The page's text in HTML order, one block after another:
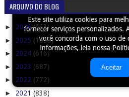
Este site utiliza cookies para
fornecer serviços personalizados.
você concorda com o uso de
informações, leia nossa
Aceitar
ARQUIVO DO BLOG
► 2026(553)
► 2025 (1658)
► 2024 (616)
► 2023 (687)
► 2022 (772)
► 2021 (838)